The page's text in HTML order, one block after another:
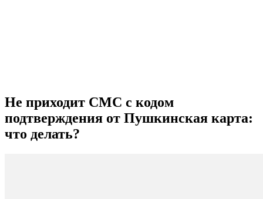
Не приходит СМС с кодом
подтверждения от Пушкинская карта:
что делать?